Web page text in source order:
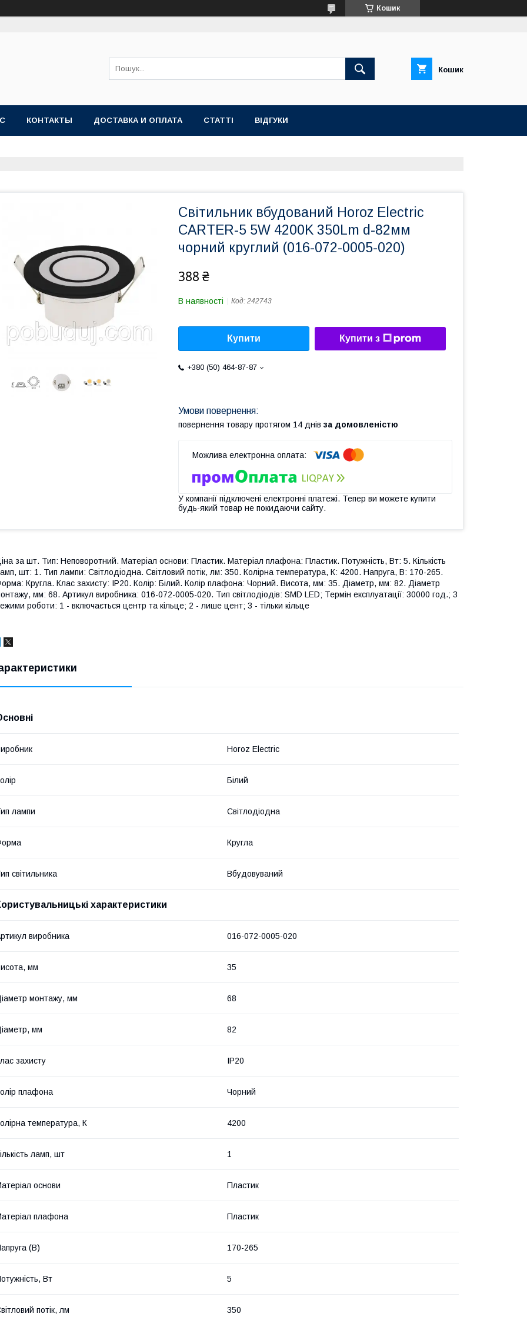
Кошик
Кошик
КОНТАКТЫ ДОСТАВКА И ОПЛАТА СТАТТІ ВІДГУКИ
Світильник вбудований Horoz Electric
CARTER-5 5W 4200K 350Lm d-82мм
чорний круглий (016-072-0005-020)
388 ₴
В наявності Код: 242743
Купити Купити з
+380 (50) 464-87-87
повернення товару протягом 14 днів за домовленістю
У компанії підключені електронні платежі. Тепер ви можете купити
будь-який товар не покидаючи сайту.
за шт. Тип: Неповоротний. Матеріал основи: Пластик. Матеріал плафона: Пластик. Потужність, Вт: 5. Кількість
шт: 1. Тип лампи: Світлодіодна. Світловий потік, лм: 350. Колірна температура, К: 4200. Напруга, В: 170-265.
Кругла. Клас захисту: IP20. Колір: Білий. Колір плафона: Чорний. Висота, мм: 35. Діаметр, мм: 82. Діаметр
мм: 68. Артикул виробника: 016-072-0005-020. Тип світлодіодів: SMD LED; Термін експлуатації: 30000 год.; 3
роботи: 1 - включається центр та кільце; 2 - лише цент; 3 - тільки кільце
Horoz Electric
Білий
лампи Світлодіодна
Кругла
світильника Вбудовуваний
характеристики
виробника 016-072-0005-020
мм 35
монтажу, мм 68
мм 82
захисту IP20
плафона Чорний
температура, К 4200
ламп, шт 1
основи Пластик
плафона Пластик
(В) 170-265
Вт 5
потік, лм 350